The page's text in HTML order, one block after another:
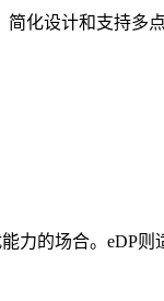
化设计和支持多点
力的场合。eDP